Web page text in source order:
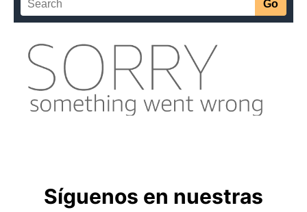
Síguenos en nuestras